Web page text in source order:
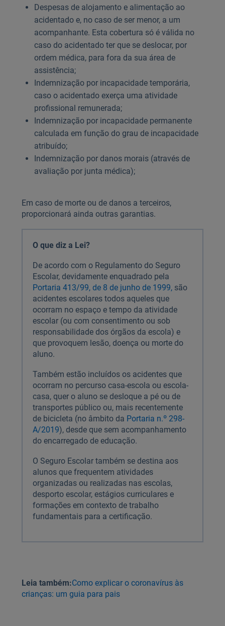
Despesas de alojamento e alimentação ao
acidentado e, no caso de ser menor, a um
acompanhante. Esta cobertura só é válida no
caso do acidentado ter que se deslocar, por
ordem médica, para fora da sua área de
assistência;
Indemnização por incapacidade temporária,
caso o acidentado exerça uma atividade
profissional remunerada;
Indemnização por incapacidade permanente
calculada em função do grau de incapacidade
atribuído;
Indemnização por danos morais (através de
avaliação por junta médica);
Em caso de morte ou de danos a terceiros,
proporcionará ainda outras garantias.
O que diz a Lei?
De acordo com o Regulamento do Seguro
Escolar, devidamente enquadrado pela
Portaria 413/99, de 8 de junho de 1999,são
acidentes escolares todos aqueles que
ocorram no espaço e tempo da atividade
escolar (ou com consentimento ou sob
responsabilidade dos órgãos da escola) e
que provoquem lesão, doença ou morte do
aluno.
Também estão incluídos os acidentes que
ocorram no percurso casa-escola ou escola-
casa, quer o aluno se desloque a pé ou de
transportes público ou, mais recentemente
de bicicleta (no âmbito da Portaria n.º 298-
A/2019), desde que sem acompanhamento
do encarregado de educação.
O Seguro Escolar também se destina aos
alunos que frequentem atividades
organizadas ou realizadas nas escolas,
desporto escolar, estágios curriculares e
formações em contexto de trabalho
fundamentais para a certificação.
Leia também:Como explicar o coronavírus às
crianças: um guia para pais